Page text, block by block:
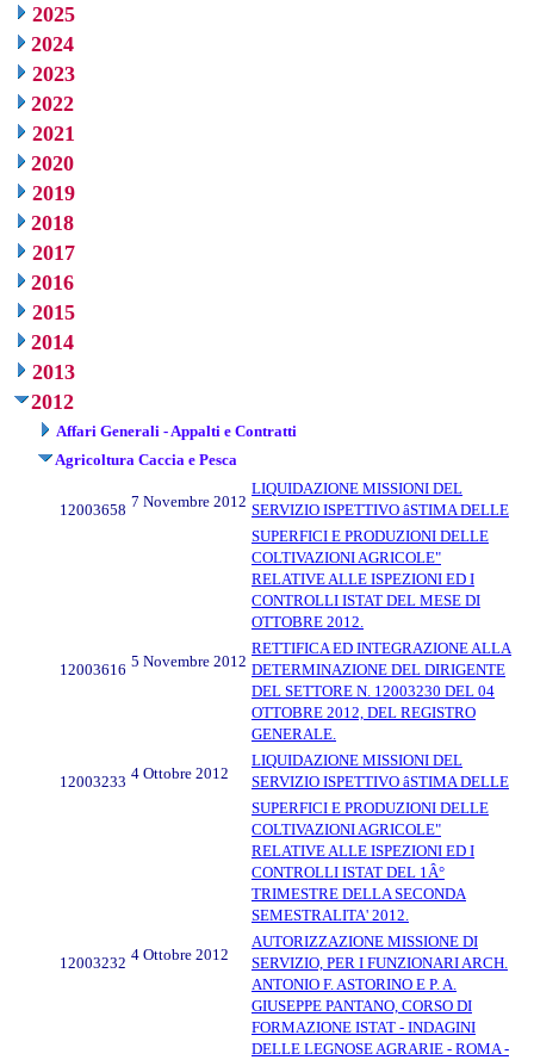
2025
2024
2023
2022
2021
2020
2019
2018
2017
2016
2015
2014
2013
2012
Affari Generali - Appalti e Contratti
Agricoltura Caccia e Pesca
12003658 7 Novembre 2012
LIQUIDAZIONE MISSIONI DEL
SERVIZIO ISPETTIVO âSTIMA DELLE
SUPERFICI E PRODUZIONI DELLE
COLTIVAZIONI AGRICOLE"
RELATIVE ALLE ISPEZIONI ED I
CONTROLLI ISTAT DEL MESE DI
OTTOBRE 2012.
12003616 5 Novembre 2012
RETTIFICA ED INTEGRAZIONE ALLA
DETERMINAZIONE DEL DIRIGENTE
DEL SETTORE N. 12003230 DEL 04
OTTOBRE 2012, DEL REGISTRO
GENERALE.
12003233 4 Ottobre 2012
LIQUIDAZIONE MISSIONI DEL
SERVIZIO ISPETTIVO âSTIMA DELLE
SUPERFICI E PRODUZIONI DELLE
COLTIVAZIONI AGRICOLE"
RELATIVE ALLE ISPEZIONI ED I
CONTROLLI ISTAT DEL 1Â°
TRIMESTRE DELLA SECONDA
SEMESTRALITA' 2012.
12003232 4 Ottobre 2012
AUTORIZZAZIONE MISSIONE DI
SERVIZIO, PER I FUNZIONARI ARCH.
ANTONIO F. ASTORINO E P. A.
GIUSEPPE PANTANO, CORSO DI
FORMAZIONE ISTAT - INDAGINI
DELLE LEGNOSE AGRARIE - ROMA -